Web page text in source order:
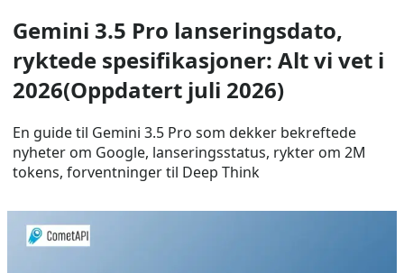
Gemini 3.5 Pro lanseringsdato,
ryktede spesifikasjoner: Alt vi vet i
2026(Oppdatert juli 2026)
En guide til Gemini 3.5 Pro som dekker bekreftede
nyheter om Google, lanseringsstatus, rykter om 2M
tokens, forventninger til Deep Think
Aug 9, 2026